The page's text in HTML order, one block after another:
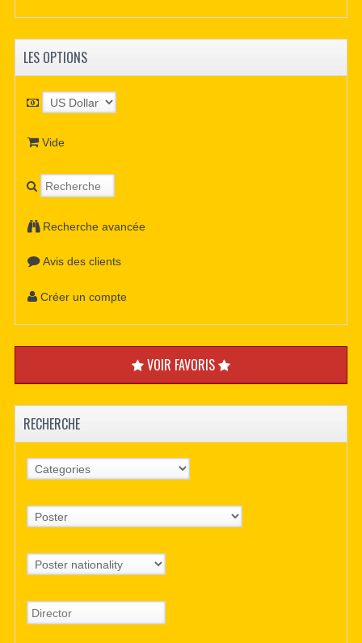
LES OPTIONS
Vide
Recherche avancée
Avis des clients
Créer un compte
VOIR FAVORIS
RECHERCHE